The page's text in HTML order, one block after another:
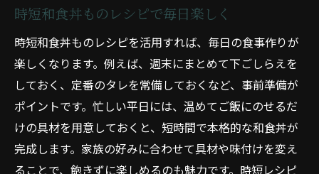
時短和食丼ものレシピで毎日楽しく
時短和食丼ものレシピを活用すれば、毎日の食事作りが
楽しくなります。例えば、週末にまとめて下ごしらえを
しておく、定番のタレを常備しておくなど、事前準備が
ポイントです。忙しい平日には、温めてご飯にのせるだ
けの具材を用意しておくと、短時間で本格的な和食丼が
完成します。家族の好みに合わせて具材や味付けを変え
ることで、飽きずに楽しめるのも魅力です。時短レシピ